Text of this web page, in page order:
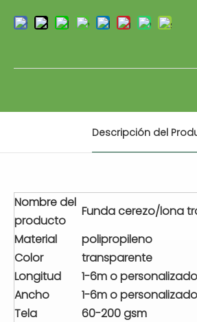
Descripción del
Nombre del
producto
Funda cerezo/lona
Material
polipropileno
Color
transparente
Longitud
1-6m o personalizado
Ancho
1-6m o personalizado
Tela
60-200 gsm